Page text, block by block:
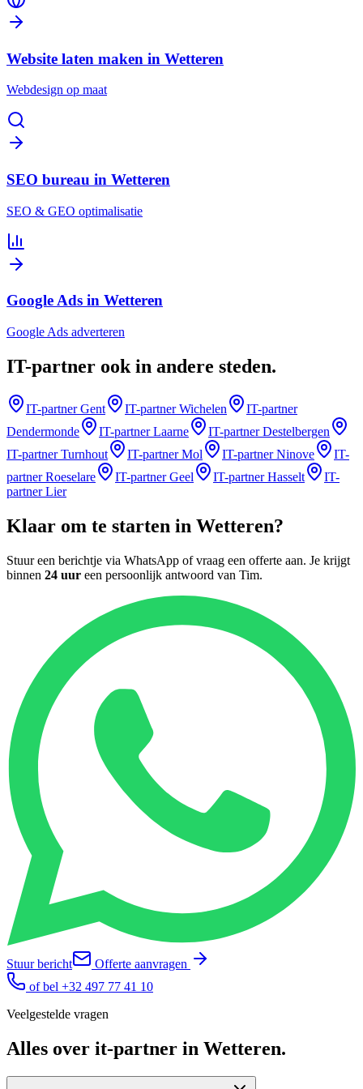
Website laten maken in Wetteren
Webdesign op maat
SEO bureau in Wetteren
SEO & GEO optimalisatie
Google Ads in Wetteren
Google Ads adverteren
IT-partner ook in andere steden.
IT-partner Gent IT-partner Wichelen
IT-partner
Dendermonde
IT-partner Laarne IT-partner Destelbergen
IT-partner Turnhout IT-partner Mol IT-partner Ninove
IT-
partner Roeselare IT-partner Geel IT-partner Hasselt
IT-
partner Lier
Klaar om te starten in Wetteren?
Stuur een berichtje via WhatsApp of vraag een offerte aan. Je krijgt
binnen 24 uur een persoonlijk antwoord van Tim.
Stuur bericht
Offerte aanvragen
of bel +32 497 77 41 10
Veelgestelde vragen
Alles over it-partner in Wetteren.